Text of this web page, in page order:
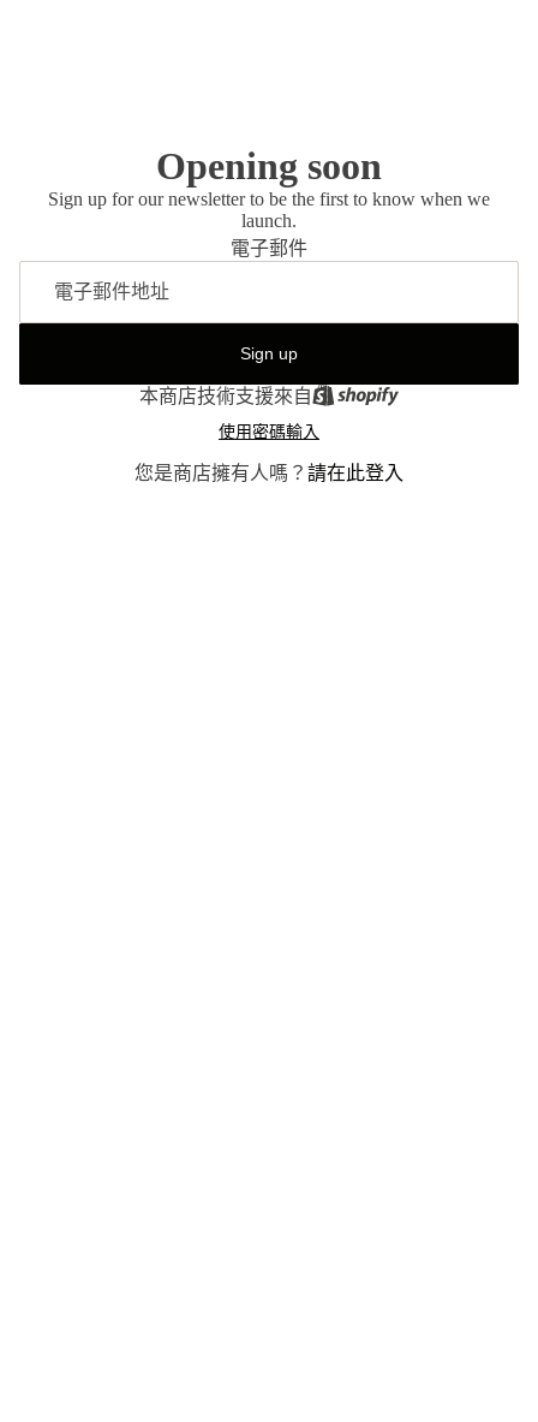
Opening soon
Sign up for our newsletter to be the first to know when we
launch.
電子郵件
Sign up
本商店技術支援來自
使用密碼輸入
您是商店擁有人嗎？ 請在此登入